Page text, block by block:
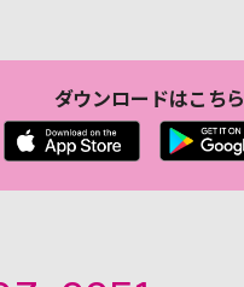
ダウンロードはこちら